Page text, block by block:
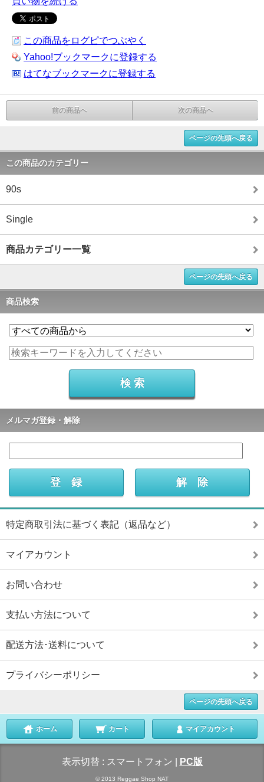
この商品をログピでつぶやく
Yahoo!ブックマークに登録する
はてなブックマークに登録する
前の商品へ 次の商品へ
ページの先頭へ戻る
この商品のカテゴリー
90s
Single
商品カテゴリー一覧
ページの先頭へ戻る
商品検索
メルマガ登録・解除
特定商取引法に基づく表記（返品など）
マイアカウント
お問い合わせ
支払い方法について
配送方法･送料について
プライバシーポリシー
ページの先頭へ戻る
ホーム カート マイアカウント
表示切替 : スマートフォン PC版
© 2013 Reggae Shop NAT